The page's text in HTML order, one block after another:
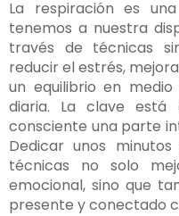
La respiración es
tenemos a nuestra
través de técnicas
reducir el estrés,
un equilibrio en
diaria. La clave
consciente una parte
Dedicar unos
técnicas no solo
emocional, sino que
presente y conectado